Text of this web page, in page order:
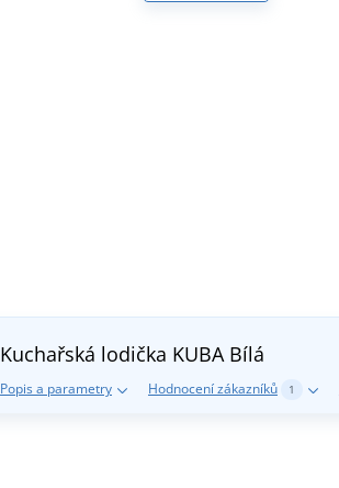
Kuchařská lodička KUBA Bílá
Popis a parametry Hodnocení zákazníků 1